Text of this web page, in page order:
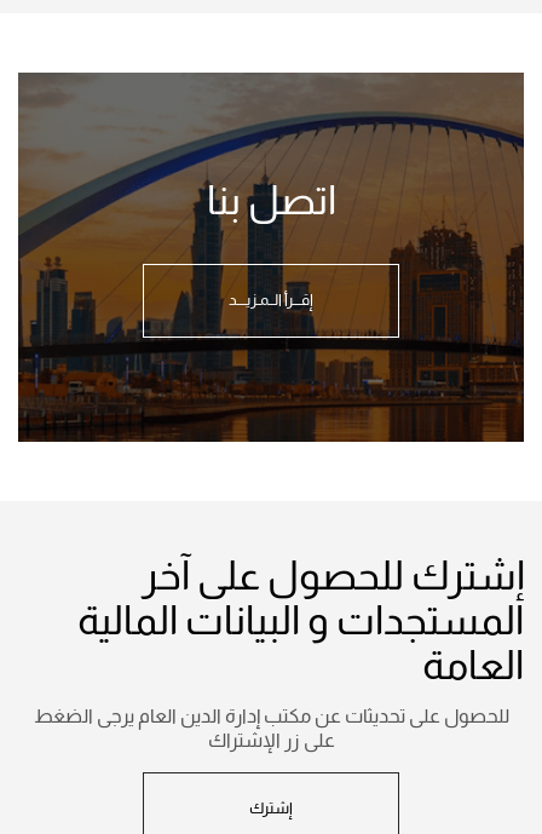
اتصل بنا
إقـــرأ الــمـزيــــد
إشترك للحصول على آخر
المستجدات و البيانات المالية
العامة
للحصول على تحديثات عن مكتب إدارة الدين العام يرجى الضغط
على زر الإشتراك
إشترك